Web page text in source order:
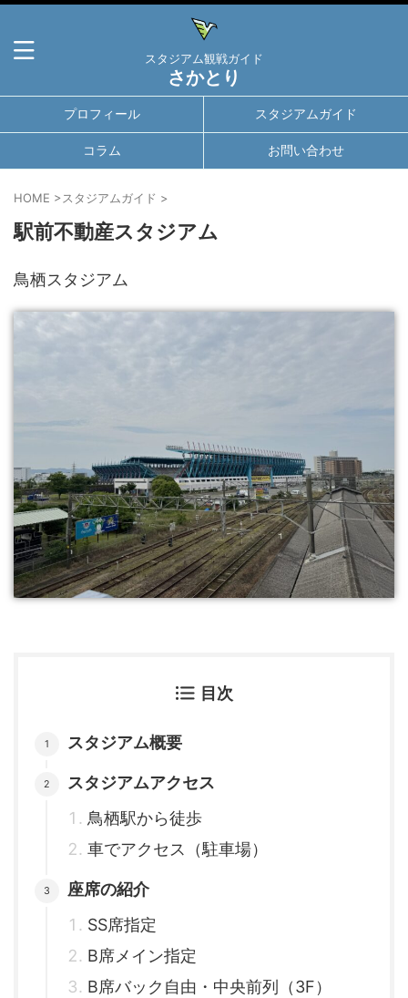
スタジアム観戦ガイド
さかとり
プロフィール スタジアムガイド
コラム お問い合わせ
HOME >スタジアムガイド >
駅前不動産スタジアム
鳥栖スタジアム
目次
スタジアム概要
スタジアムアクセス
鳥栖駅から徒歩
車でアクセス（駐車場）
座席の紹介
SS席指定
B席メイン指定
B席バック自由・中央前列（3F）